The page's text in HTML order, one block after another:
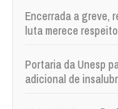
Encerrada a greve,
luta merece
Portaria da Unesp
adicional de